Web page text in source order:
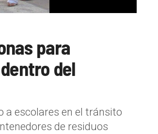
para
del
a escolares en el tránsito
de residuos